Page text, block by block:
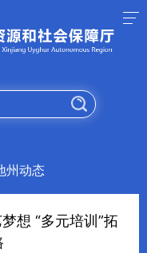
州动态
想 “多元培训”拓